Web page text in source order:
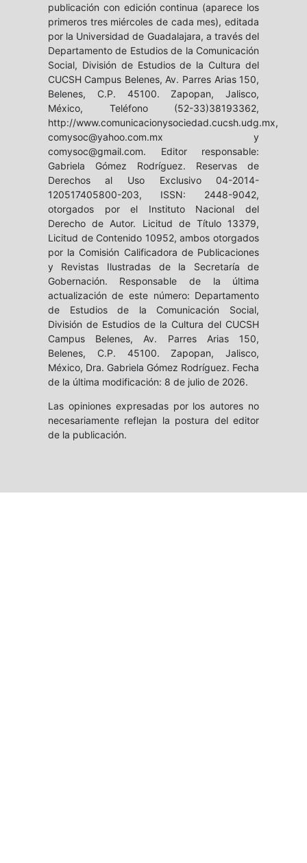
publicación con edición continua (aparece los
primeros tres miércoles de cada mes), editada
por la Universidad de Guadalajara, a través del
Departamento de Estudios de la Comunicación
Social, División de Estudios de la Cultura del
CUCSH Campus Belenes, Av. Parres Arias 150,
Belenes, C.P. 45100. Zapopan, Jalisco,
México, Teléfono (52-33)38193362,
http://www.comunicacionysociedad.cucsh.udg.mx,
comysoc@yahoo.com.mx y
comysoc@gmail.com. Editor responsable:
Gabriela Gómez Rodríguez. Reservas de
Derechos al Uso Exclusivo 04-2014-
120517405800-203, ISSN: 2448-9042,
otorgados por el Instituto Nacional del
Derecho de Autor. Licitud de Título 13379,
Licitud de Contenido 10952, ambos otorgados
por la Comisión Calificadora de Publicaciones
y Revistas Ilustradas de la Secretaría de
Gobernación. Responsable de la última
actualización de este número: Departamento
de Estudios de la Comunicación Social,
División de Estudios de la Cultura del CUCSH
Campus Belenes, Av. Parres Arias 150,
Belenes, C.P. 45100. Zapopan, Jalisco,
México, Dra. Gabriela Gómez Rodríguez. Fecha
de la última modificación: 8 de julio de 2026.
Las opiniones expresadas por los autores no
necesariamente reflejan la postura del editor
de la publicación.